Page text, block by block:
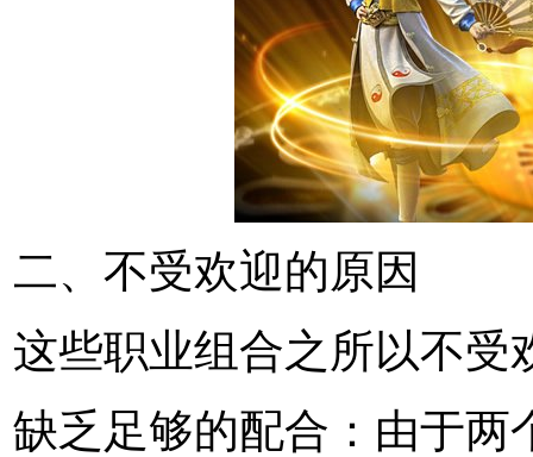
二、不受欢迎的原因
这些职业组合之所以不受
缺乏足够的配合：由于两